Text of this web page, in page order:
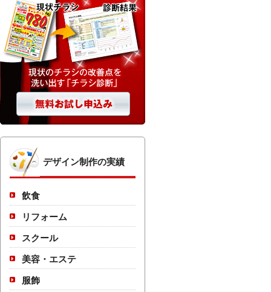
デザイン制作の実績
飲食
リフォーム
スクール
美容・エステ
服飾